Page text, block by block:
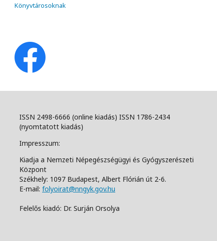
Könyvtárosoknak
ISSN 2498-6666 (online kiadás) ISSN 1786-2434
(nyomtatott kiadás)
Impresszum:
Kiadja a Nemzeti Népegészségügyi és Gyógyszerészeti
Központ
Székhely: 1097 Budapest, Albert Flórián út 2-6.
E-mail: folyoirat@nngyk.gov.hu
Felelős kiadó: Dr. Surján Orsolya